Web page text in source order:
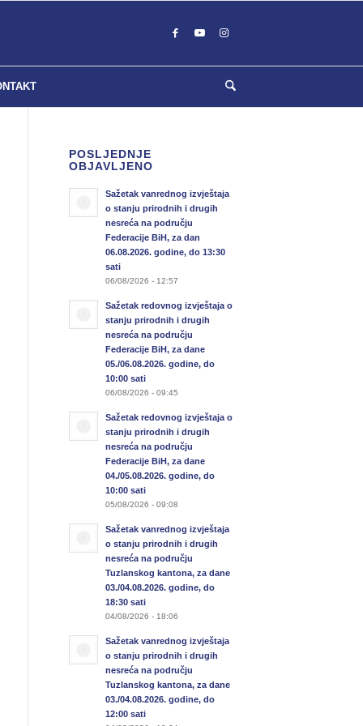
POSLJEDNJE
OBJAVLJENO
Sažetak vanrednog izvještaja
o stanju prirodnih i drugih
nesreća na području
Federacije BiH, za dan
06.08.2026. godine, do 13:30
sati
06/08/2026 - 12:57
Sažetak redovnog izvještaja o
stanju prirodnih i drugih
nesreća na području
Federacije BiH, za dane
05./06.08.2026. godine, do
10:00 sati
06/08/2026 - 09:45
Sažetak redovnog izvještaja o
stanju prirodnih i drugih
nesreća na području
Federacije BiH, za dane
04./05.08.2026. godine, do
10:00 sati
05/08/2026 - 09:08
Sažetak vanrednog izvještaja
o stanju prirodnih i drugih
nesreća na području
Tuzlanskog kantona, za dane
03./04.08.2026. godine, do
18:30 sati
04/08/2026 - 18:06
Sažetak vanrednog izvještaja
o stanju prirodnih i drugih
nesreća na području
Tuzlanskog kantona, za dane
03./04.08.2026. godine, do
12:00 sati